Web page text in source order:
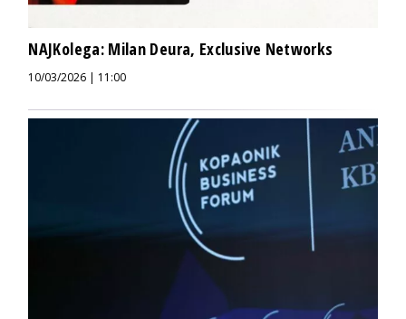
NAJKolega: Milan Deura, Exclusive Networks
10/03/2026 | 11:00